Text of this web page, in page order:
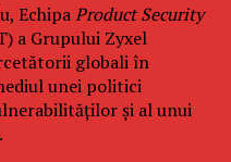
EchipaProduct Security
a Grupului Zyxel
globali în
unei politici
și al unui